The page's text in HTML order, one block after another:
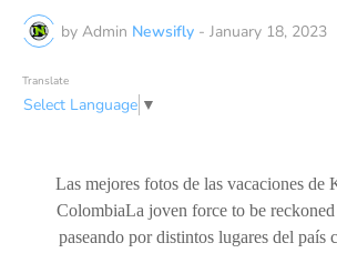
by Admin Newsifly - January 18, 2023
Translate
Select Language ▼
Las mejores fotos de las vacaciones de
ColombiaLa joven force to be
paseando por distintos lugares del país